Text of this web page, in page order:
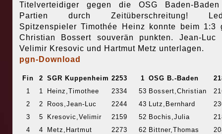
Titelverteidiger gegen die OSG Baden-
Partien durch Zeitüberschreitung!
Spitzenspieler Timothée Heinz konnte beim 1:3
Christian Bossert souverän punkten. Jean-Luc
Velimir Kresovic und Hartmut Metz unterlagen.
pgn-Download
Fin 2 SGR Kuppenheim 2253 1 OSG B.-Baden
1
1 Heinz,Timothee 2334 53 Bossert,Christian
2
2 Roos,Jean-Luc 2244 43 Lutz,Bernhard
3
5 Kresovic,Velimir 2159 52 Bochis,Julia
4
4 Metz,Hartmut 2273 62 Bittner,Thomas